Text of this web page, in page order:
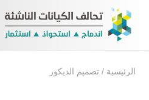
الرئيسية / تصميم الديكور